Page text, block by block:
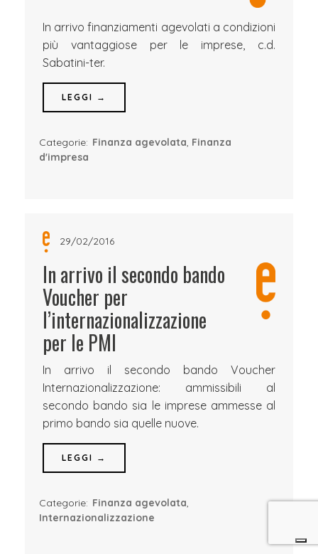
In arrivo finanziamenti agevolati a condizioni
più vantaggiose per le imprese, c.d.
Sabatini-ter.
LEGGI →
Categorie: Finanza agevolata, Finanza
d'impresa
29/02/2016
In arrivo il secondo bando
Voucher per
l’internazionalizzazione
per le PMI
In arrivo il secondo bando Voucher
Internazionalizzazione: ammissibili al
secondo bando sia le imprese ammesse al
primo bando sia quelle nuove.
LEGGI →
Categorie: Finanza agevolata,
Internazionalizzazione